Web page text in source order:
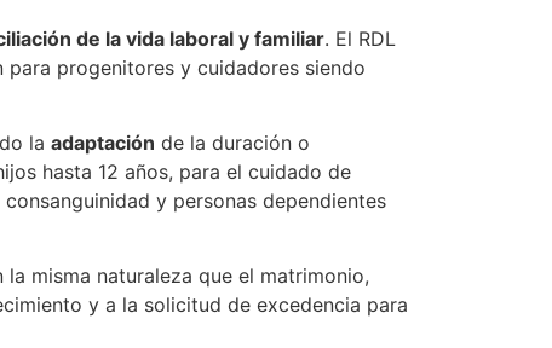
de la vida laboral y familiar. El RDL
progenitores y cuidadores siendo
la adaptación de la duración o
hasta 12 años, para el cuidado de
y personas dependientes
la misma naturaleza que el matrimonio,
y a la solicitud de excedencia para